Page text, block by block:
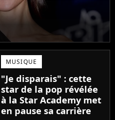
MUSIQUE
"Je disparais" : cette
star de la pop révélée
à la Star Academy met
en pause sa carrière